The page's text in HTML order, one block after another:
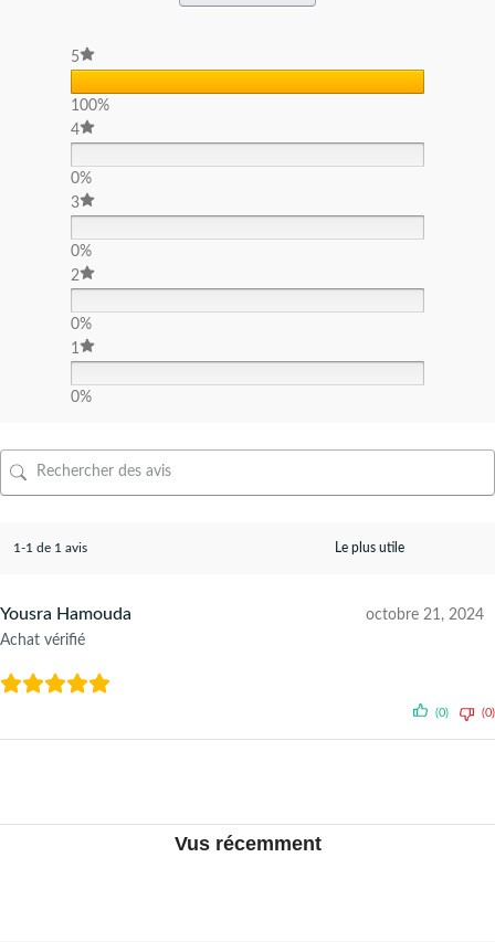
5
100%
4
0%
3
0%
2
0%
1
0%
1-1 de 1 avis
Yousra Hamouda
Achat vérifié
octobre 21, 2024
(0) (0)
Vus récemment